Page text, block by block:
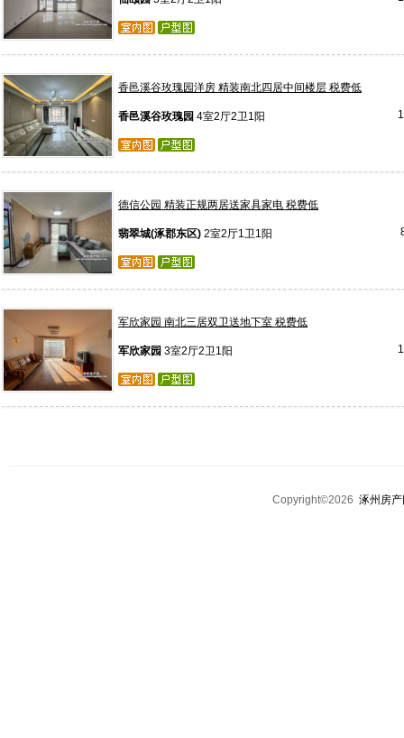
香邑溪谷玫瑰园洋房 精装南北四居中间楼层 税费低
香邑溪谷玫瑰园 4室2厅2卫1阳
德信公园 精装正规两居送家具家电 税费低
翡翠城(涿郡东区) 2室2厅1卫1阳
军欣家园 南北三居双卫送地下室 税费低
军欣家园 3室2厅2卫1阳
Copyright©2026 涿州房